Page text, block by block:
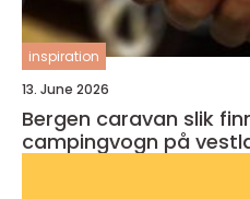
inspiration
13. June 2026
Bergen caravan slik finner du riktig bobil og
campingvogn på